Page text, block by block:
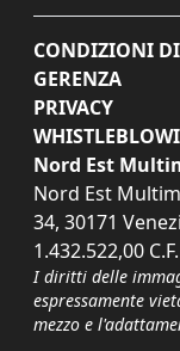
CONDIZIONI
GERENZA
PRIVACY
Nord Est
Nord Est
34, 30171
1.432.522,00
I diritti delle
espressamente
mezzo e